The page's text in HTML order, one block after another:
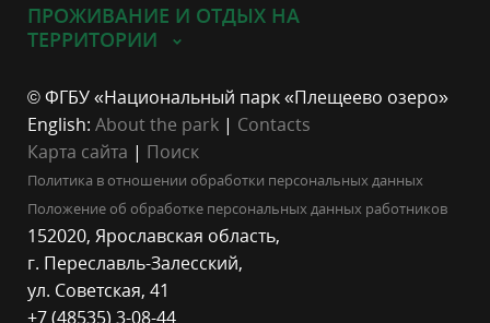
ПРОЖИВАНИЕ И ОТДЫХ НА
ТЕРРИТОРИИ
© ФГБУ «Национальный парк «Плещеево озеро»
English: About the park | Contacts
Карта сайта | Поиск
Политика в отношении обработки персональных данных
Положение об обработке персональных данных работников
152020, Ярославская область,
г. Переславль-Залесский,
ул. Советская, 41
+7 (48535) 3-08-44